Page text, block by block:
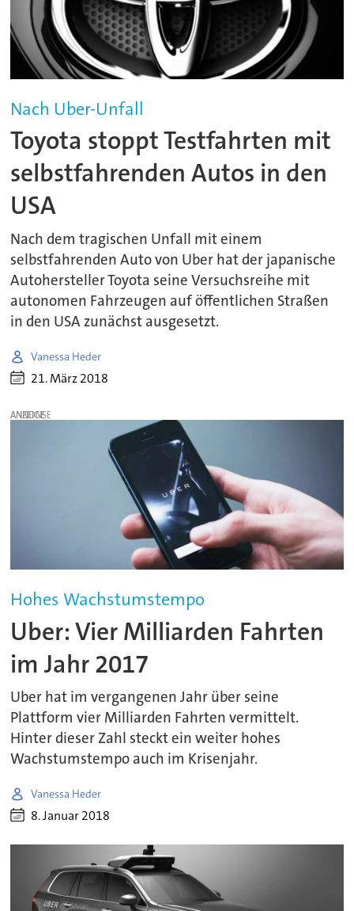
Nach Uber-Unfall
Toyota stoppt Testfahrten mit
selbstfahrenden Autos in den
USA
Nach dem tragischen Unfall mit einem
selbstfahrenden Auto von Uber hat der japanische
Autohersteller Toyota seine Versuchsreihe mit
autonomen Fahrzeugen auf öffentlichen Straßen
in den USA zunächst ausgesetzt.
Vanessa Heder
21. März 2018
ANZEIGE
Hohes Wachstumstempo
Uber: Vier Milliarden Fahrten
im Jahr 2017
Uber hat im vergangenen Jahr über seine
Plattform vier Milliarden Fahrten vermittelt.
Hinter dieser Zahl steckt ein weiter hohes
Wachstumstempo auch im Krisenjahr.
Vanessa Heder
8. Januar 2018